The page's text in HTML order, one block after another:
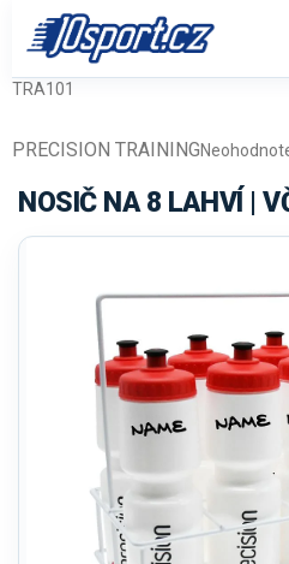
obsah
TRA101
Priemerné
produktu
je
0,0
PRECISION TRAINING
NOSIČ NA 8 LAHVÍ |